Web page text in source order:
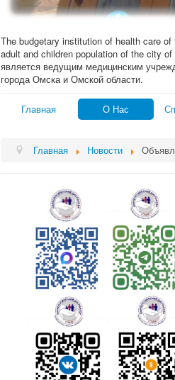
The budgetary institution of health care
adult and children population of the city
является ведущим медицинским
города Омска и Омской области.
Главная О Нас
Главная Новости